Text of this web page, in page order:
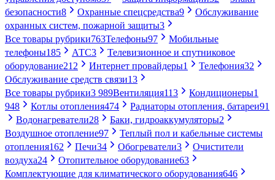
безопасности8 Охранные спецсредства9
Обслуживание
охранных систем, пожарной защиты3
Все товары рубрики763Телефоны97
Мобильные
телефоны185 АТС3
Телевизионное и спутниковое
оборудование212 Интернет провайдеры1 Телефония32
Обслуживание средств связи13
Все товары рубрики3 989Вентиляция113 Кондиционеры1
948
Котлы отопления474 Радиаторы отопления, батареи91
Водонагреватели28 Баки, гидроаккумуляторы2
Воздушное отопление97
Теплый пол и кабельные системы
отопления162 Печи34 Обогреватели3
Очистители
воздуха24 Отопительное оборудование63
Комплектующие для климатического оборудования646